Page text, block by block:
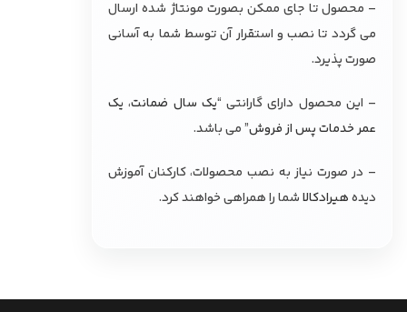
– محصول تا جای ممکن بصورت مونتاژ شده ارسال
می گردد تا نصب و استقرار آن توسط شما به آسانی
صورت پذیرد.
– این محصول دارای گارانتی “یک سال ضمانت، یک
عمر خدمات پس از فروش” می باشد.
– در صورت نیاز به نصب محصولات، کارکنان آموزش
دیدههیرادکالاشما را همراهی خواهند کرد.